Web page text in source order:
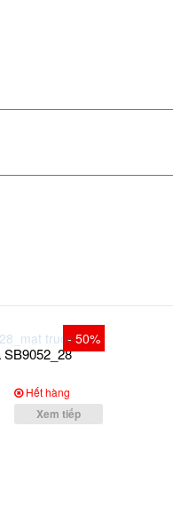
- 50%
SB9052_28
Hết hàng
Xem tiếp